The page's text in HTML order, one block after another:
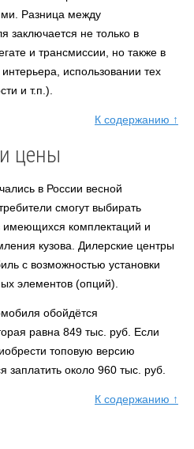
Разница между
заключается не только в
и трансмиссии, но также в
использовании тех
и т.п.).
К содержанию ↑
цены
в России весной
смогут выбирать
комплектаций и
кузова. Дилерские центры
с возможностью установки
элементов (опций).
обойдётся
равна 849 тыс. руб. Если
топовую версию
заплатить около 960 тыс. руб.
К содержанию ↑